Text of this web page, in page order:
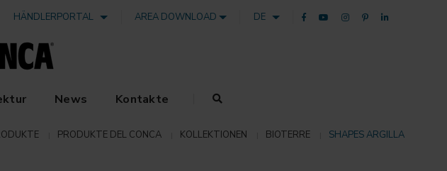
HÄNDLERPORTAL AREA DOWNLOAD DE
News Kontakte
PRODUKTE DEL CONCA KOLLEKTIONEN BIOTERRE SHAPES ARGILLA